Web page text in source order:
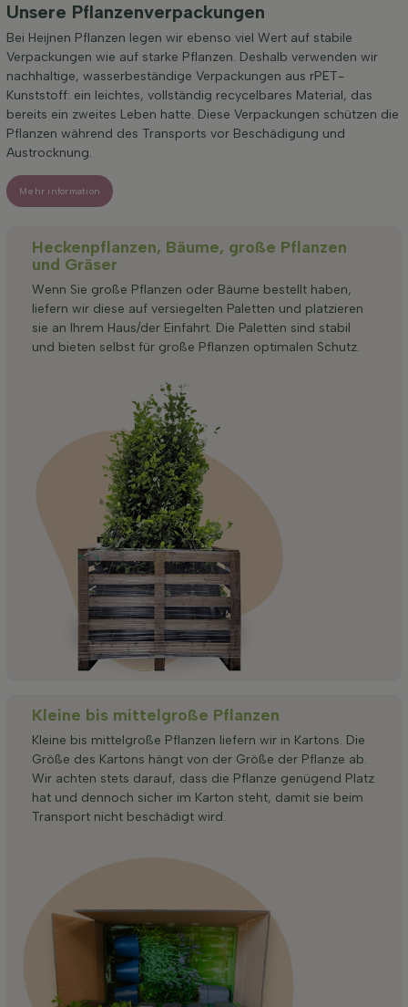
Unsere Pflanzenverpackungen
Bei Heijnen Pflanzen legen wir ebenso viel Wert auf stabile
Verpackungen wie auf starke Pflanzen. Deshalb verwenden wir
nachhaltige, wasserbeständige Verpackungen aus rPET-
Kunststoff: ein leichtes, vollständig recycelbares Material, das
bereits ein zweites Leben hatte. Diese Verpackungen schützen die
Pflanzen während des Transports vor Beschädigung und
Austrocknung.
Mehr information
Heckenpflanzen, Bäume, große Pflanzen
und Gräser
Wenn Sie große Pflanzen oder Bäume bestellt haben,
liefern wir diese auf versiegelten Paletten und platzieren
sie an Ihrem Haus/der Einfahrt. Die Paletten sind stabil
und bieten selbst für große Pflanzen optimalen Schutz.
Kleine bis mittelgroße Pflanzen
Kleine bis mittelgroße Pflanzen liefern wir in Kartons. Die
Größe des Kartons hängt von der Größe der Pflanze ab.
Wir achten stets darauf, dass die Pflanze genügend Platz
hat und dennoch sicher im Karton steht, damit sie beim
Transport nicht beschädigt wird.